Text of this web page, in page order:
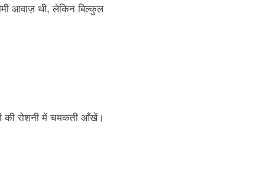
आवाज़ थी, लेकिन बिल्कुल
की रोशनी में चमकती आँखें।